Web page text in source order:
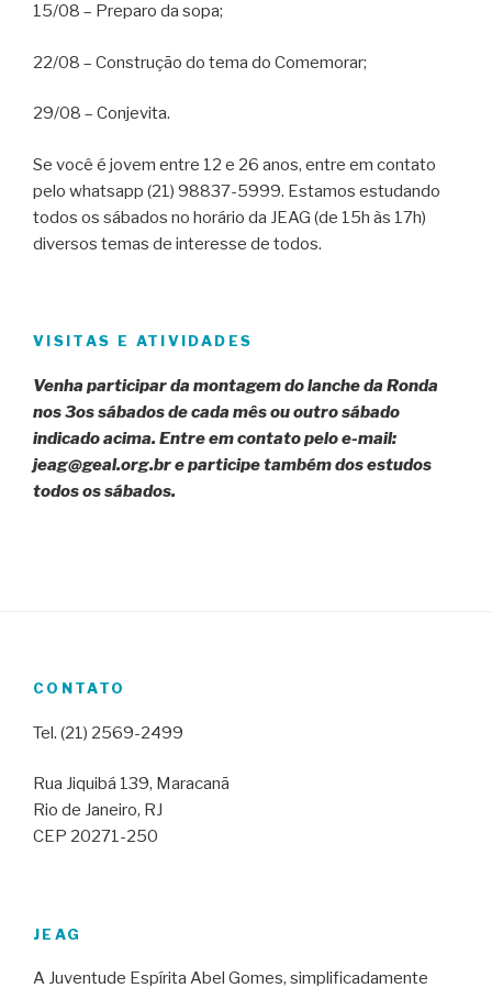
15/08 – Preparo da sopa;
22/08 – Construção do tema do Comemorar;
29/08 – Conjevita.
Se você é jovem entre 12 e 26 anos, entre em contato
pelo whatsapp (21) 98837-5999. Estamos estudando
todos os sábados no horário da JEAG (de 15h às 17h)
diversos temas de interesse de todos.
VISITAS E ATIVIDADES
Venha participar da montagem do lanche da Ronda
nos 3os sábados de cada mês ou outro sábado
indicado acima. Entre em contato pelo e-mail:
jeag@geal.org.br e participe também dos estudos
todos os sábados.
CONTATO
Tel. (21) 2569-2499
Rua Jiquibá 139, Maracanã
Rio de Janeiro, RJ
CEP 20271-250
JEAG
A Juventude Espírita Abel Gomes, simplificadamente